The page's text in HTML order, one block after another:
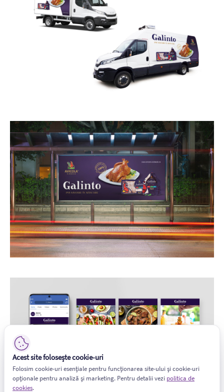
Acest site folosește cookie-uri
Folosim cookie-uri esențiale pentru funcționarea site-ului și cookie-uri
opționale pentru analiză și marketing. Pentru detalii vezi politica de
cookies.